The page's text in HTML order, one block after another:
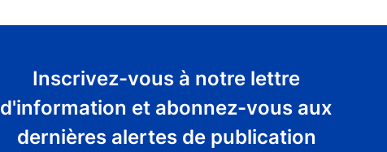
Inscrivez-vous à notre lettre
d'information et abonnez-vous aux
dernières alertes de publication